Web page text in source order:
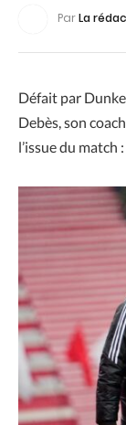
ParLa
Défait par
Debès, son
l’issue du match :